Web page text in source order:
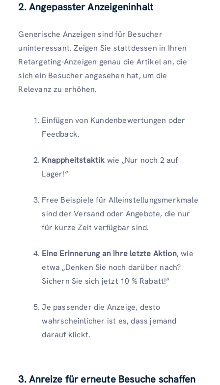
2. Angepasster Anzeigeninhalt
Generische Anzeigen sind für Besucher
uninteressant. Zeigen Sie stattdessen in Ihren
Retargeting-Anzeigen genau die Artikel an, die
sich ein Besucher angesehen hat, um die
Relevanz zu erhöhen.
Einfügen von Kundenbewertungen oder
Feedback.
Knappheitstaktik wie „Nur noch 2 auf
Lager!“
Free Beispiele für Alleinstellungsmerkmale
sind der Versand oder Angebote, die nur
für kurze Zeit verfügbar sind.
Eine Erinnerung an ihre letzte Aktion, wie
etwa „Denken Sie noch darüber nach?
Sichern Sie sich jetzt 10 % Rabatt!“
Je passender die Anzeige, desto
wahrscheinlicher ist es, dass jemand
darauf klickt.
3. Anreize für erneute Besuche schaffen